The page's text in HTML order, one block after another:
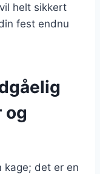
helt sikkert
fest endnu
og
kage; det er en